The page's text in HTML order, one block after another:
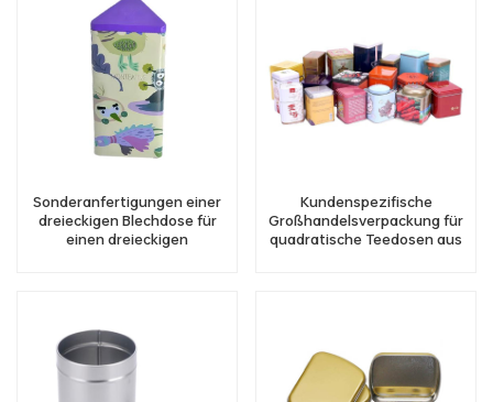
Sonderanfertigungen einer
dreieckigen Blechdose für
einen dreieckigen
Kundenspezifische
Großhandelsverpackung für
quadratische Teedosen aus